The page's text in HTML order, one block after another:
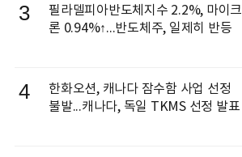
3
필라델피아반도체지수 2.2%, 마이크
론 0.94%↑...반도체주, 일제히 반등
4
한화오션, 캐나다 잠수함 사업 선정
불발...캐나다, 독일 TKMS 선정 발표